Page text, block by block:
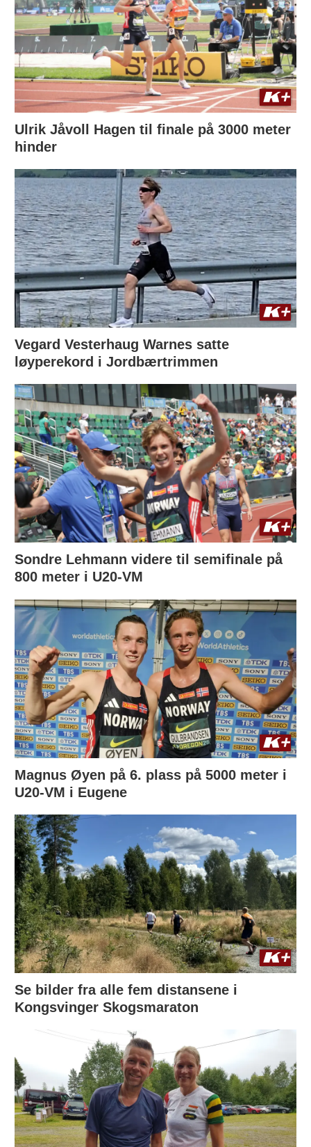
Ulrik Jåvoll Hagen til finale på 3000 meter
hinder
Vegard Vesterhaug Warnes satte
løyperekord i Jordbærtrimmen
Sondre Lehmann videre til semifinale på
800 meter i U20-VM
Magnus Øyen på 6. plass på 5000 meter i
U20-VM i Eugene
Se bilder fra alle fem distansene i
Kongsvinger Skogsmaraton